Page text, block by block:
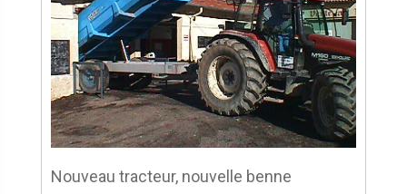
Nouveau tracteur, nouvelle benne